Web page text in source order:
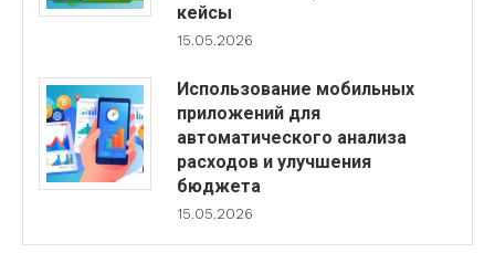
кейсы
15.05.2026
Использование мобильных
приложений для
автоматического анализа
расходов и улучшения
бюджета
15.05.2026